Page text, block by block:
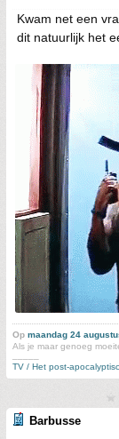
Kwam net een
dit natuurlijk het
Op maandag 24
Als je maar genoeg
TV / Het post-
Barbusse